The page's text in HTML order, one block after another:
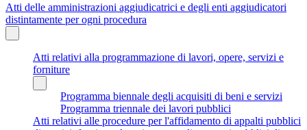
Atti delle amministrazioni aggiudicatrici e degli enti aggiudicatori
distintamente per ogni procedura
Atti relativi alla programmazione di lavori, opere, servizi e
forniture
Programma biennale degli acquisiti di beni e servizi
Programma triennale dei lavori pubblici
Atti relativi alle procedure per l'affidamento di appalti pubblici